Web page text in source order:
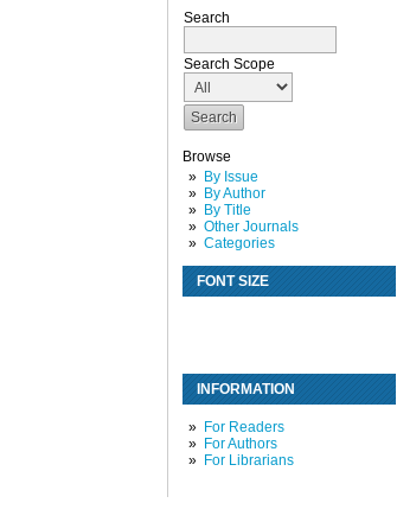
Search
Search Scope
Browse
By Issue
By Author
By Title
Other Journals
Categories
FONT SIZE
INFORMATION
For Readers
For Authors
For Librarians